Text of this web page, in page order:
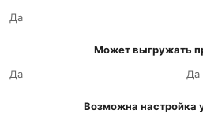
Да
Может выгружать
Да
Да
Возможна настройка